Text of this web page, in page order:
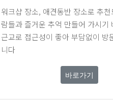
워크샵 장소, 애견동반 장소로 추
람들과 즐거운 추억 만들어 가시기
근교로 접근성이 좋아 부담없이 방
니다
바로가기